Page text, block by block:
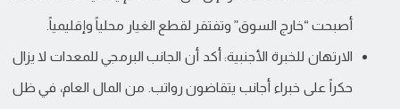
أصبحت “خارج السوق” وتفتقر لقطع الغيار محلياً وإقليمياً.
الارتهان للخبرة الأجنبية: أكد أن الجانب البرمجي للمعدات لا يزال
حكراً على خبراء أجانب يتقاضون رواتب. من المال العام، في ظل